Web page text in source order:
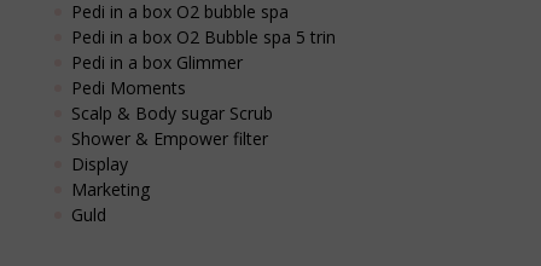
Pedi in a box O2 bubble spa
Pedi in a box O2 Bubble spa 5 trin
Pedi in a box Glimmer
Pedi Moments
Scalp & Body sugar Scrub
Shower & Empower filter
Display
Marketing
Guld